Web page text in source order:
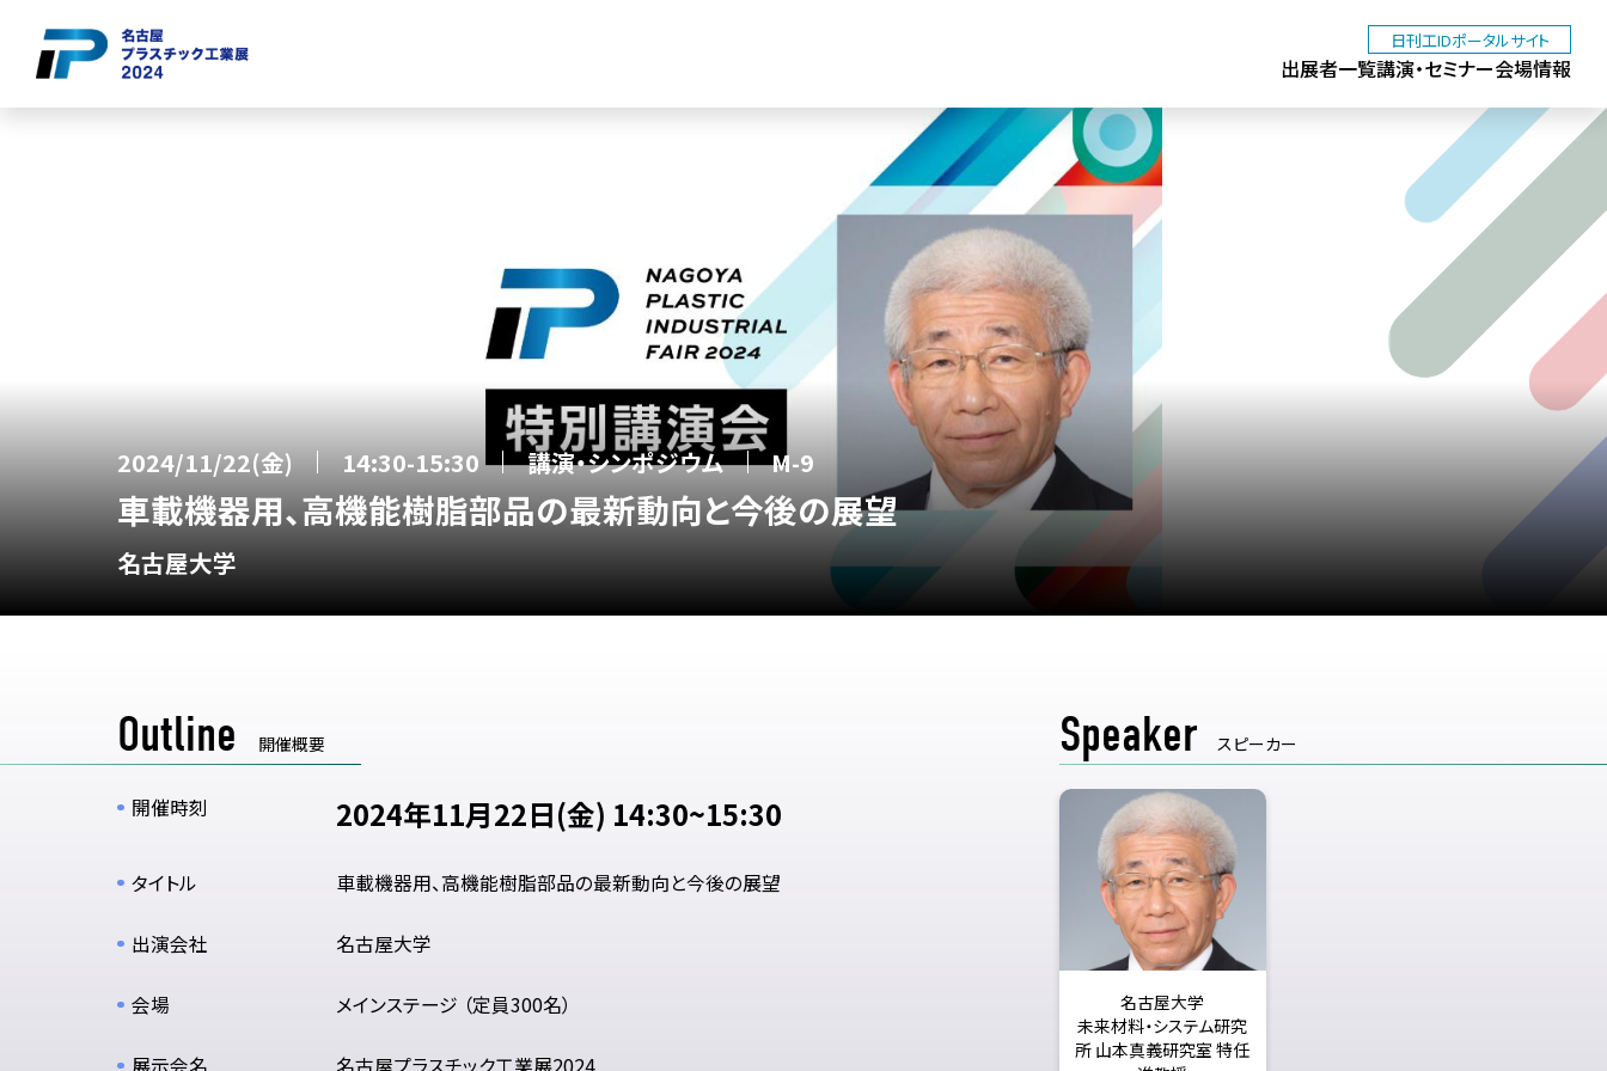
日刊工IDポータルサイト
出展者一覧講演・セミナー会場情報
2024/11/22(金) 14:30-15:30 講演・シンポジウム M-9
車載機器用、高機能樹脂部品の最新動向と今後の展望
名古屋大学
Outline 開催概要
開催時刻 2024年11月22日(金) 14:30~15:30
タイトル 車載機器用、高機能樹脂部品の最新動向と今後の展望
出演会社 名古屋大学
会場 メインステージ （定員300名）
展示会名 名古屋プラスチック工業展2024
Speaker スピーカー
名古屋大学
未来材料・システム研究
所 山本真義研究室 特任